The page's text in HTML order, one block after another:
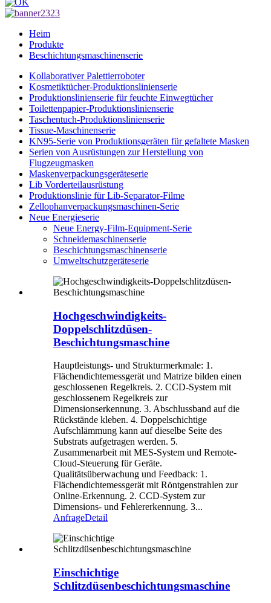
Heim
Produkte
Beschichtungsmaschinenserie
Kollaborativer Palettierroboter
Kosmetiktücher-Produktionslinienserie
Produktionslinienserie für feuchte Einwegtücher
Toilettenpapier-Produktionslinienserie
Taschentuch-Produktionslinienserie
Tissue-Maschinenserie
KN95-Serie von Produktionsgeräten für gefaltete Masken
Serien von Ausrüstungen zur Herstellung von
Flugzeugmasken
Maskenverpackungsgeräteserie
Lib Vorderteilausrüstung
Produktionslinie für Lib-Separator-Filme
Zellophanverpackungsmaschinen-Serie
Neue Energieserie
Neue Energy-Film-Equipment-Serie
Schneidemaschinenserie
Beschichtungsmaschinenserie
Umweltschutzgeräteserie
Hochgeschwindigkeits-
Doppelschlitzdüsen-
Beschichtungsmaschine
Hauptleistungs- und Strukturmerkmale: 1.
Flächendichtemessgerät und Matrize bilden einen
geschlossenen Regelkreis. 2. CCD-System mit
geschlossenem Regelkreis zur
Dimensionserkennung. 3. Abschlussband auf die
Rückstände kleben. 4. Doppelschichtige
Aufschlämmung kann auf dieselbe Seite des
Substrats aufgetragen werden. 5.
Zusammenarbeit mit MES-System und Remote-
Cloud-Steuerung für Geräte.
Qualitätsüberwachung und Feedback: 1.
Flächendichtemessgerät mit Röntgenstrahlen zur
Online-Erkennung. 2. CCD-System zur
Dimensions- und Fehlererkennung. 3...
AnfrageDetail
Einschichtige
Schlitzdüsenbeschichtungsmaschine